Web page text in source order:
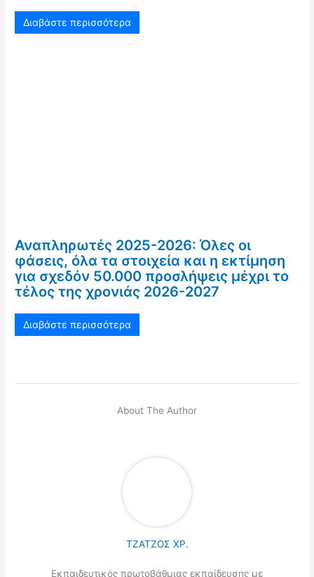
Διαβάστε περισσότερα
Αναπληρωτές 2025-2026: Όλες οι
φάσεις, όλα τα στοιχεία και η εκτίμηση
για σχεδόν 50.000 προσλήψεις μέχρι το
τέλος της χρονιάς 2026-2027
Διαβάστε περισσότερα
About The Author
ΤΖΑΤΖΟΣ ΧΡ.
Εκπαιδευτικός πρωτοβάθμιας εκπαίδευσης με